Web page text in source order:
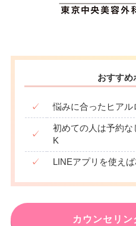
おすすめ
✓ 悩みに合ったヒアル
✓
初めての人は予約
K
✓ LINEアプリを使え
カウンセリン